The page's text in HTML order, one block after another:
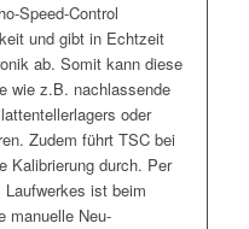
Speed-Control
und gibt in Echtzeit
ab. Somit kann diese
wie z.B. nachlassende
oder
Zudem führt TSC bei
Kalibrierung durch. Per
ist beim
manuelle Neu-